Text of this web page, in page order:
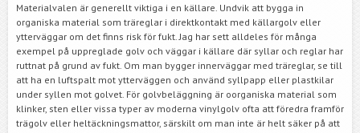
Materialvalen är generellt viktiga i en källare. Undvik att bygga in
organiska material som träreglar i direktkontakt med källargolv eller
ytterväggar om det finns risk för fukt. Jag har sett alldeles för många
exempel på uppreglade golv och väggar i källare där syllar och reglar har
ruttnat på grund av fukt. Om man bygger innerväggar med träreglar, se till
att ha en luftspalt mot ytterväggen och använd syllpapp eller plastkilar
under syllen mot golvet. För golvbeläggning är oorganiska material som
klinker, sten eller vissa typer av moderna vinylgolv ofta att föredra framför
trägolv eller heltäckningsmattor, särskilt om man inte är helt säker på att